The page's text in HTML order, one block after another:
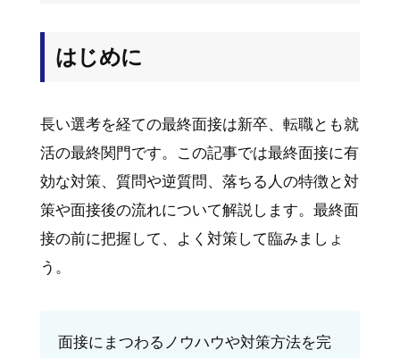
はじめに
長い選考を経ての最終面接は新卒、転職とも就
活の最終関門です。この記事では最終面接に有
効な対策、質問や逆質問、落ちる人の特徴と対
策や面接後の流れについて解説します。最終面
接の前に把握して、よく対策して臨みましょ
う。
面接にまつわるノウハウや対策方法を完